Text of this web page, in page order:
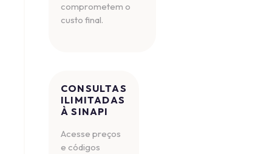
comprometem o
custo final.
CONSULTAS
ILIMITADAS
À SINAPI
Acesse preços
e códigos